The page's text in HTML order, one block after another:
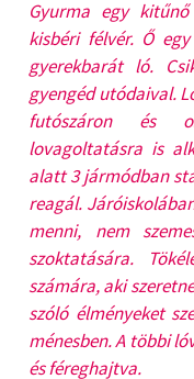
Gyurma egy
kisbéri félvér. Ő
gyerekbarát ló.
gyengéd utódaival.
futószáron és
lovagoltatásra is
alatt 3 jármódban
reagál.
menni, nem
szoktatására.
számára, aki
szóló élményeket
ménesben. A többi
és féreghajtva.